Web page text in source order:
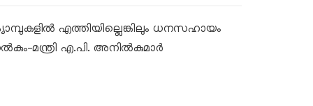
എത്തിയില്ലെങ്കിലും ധനസഹായം
മന്ത്രി എ.പി. അനിൽകുമാർ